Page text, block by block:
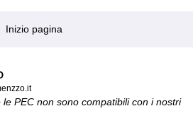
Inizio pagina
le PEC non sono compatibili con i nostri